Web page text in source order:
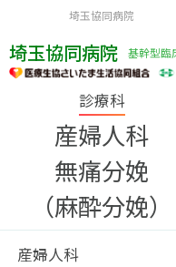
埼玉協同病院
埼玉協同病院
基幹型臨
診療科
産婦人科
無痛分娩
（麻酔分娩）
産婦人科